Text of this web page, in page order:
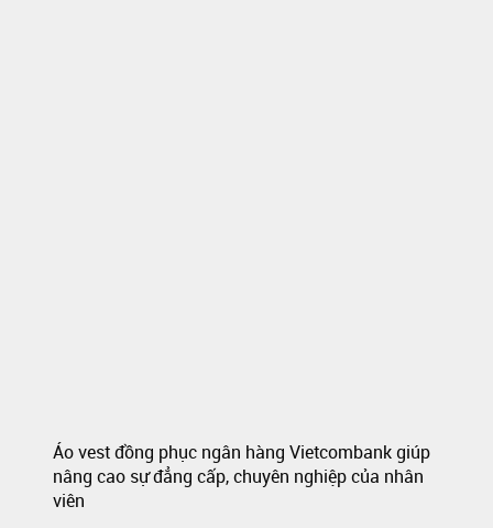
Áo vest đồng phục ngân hàng Vietcombank giúp
nâng cao sự đẳng cấp, chuyên nghiệp của nhân
viên